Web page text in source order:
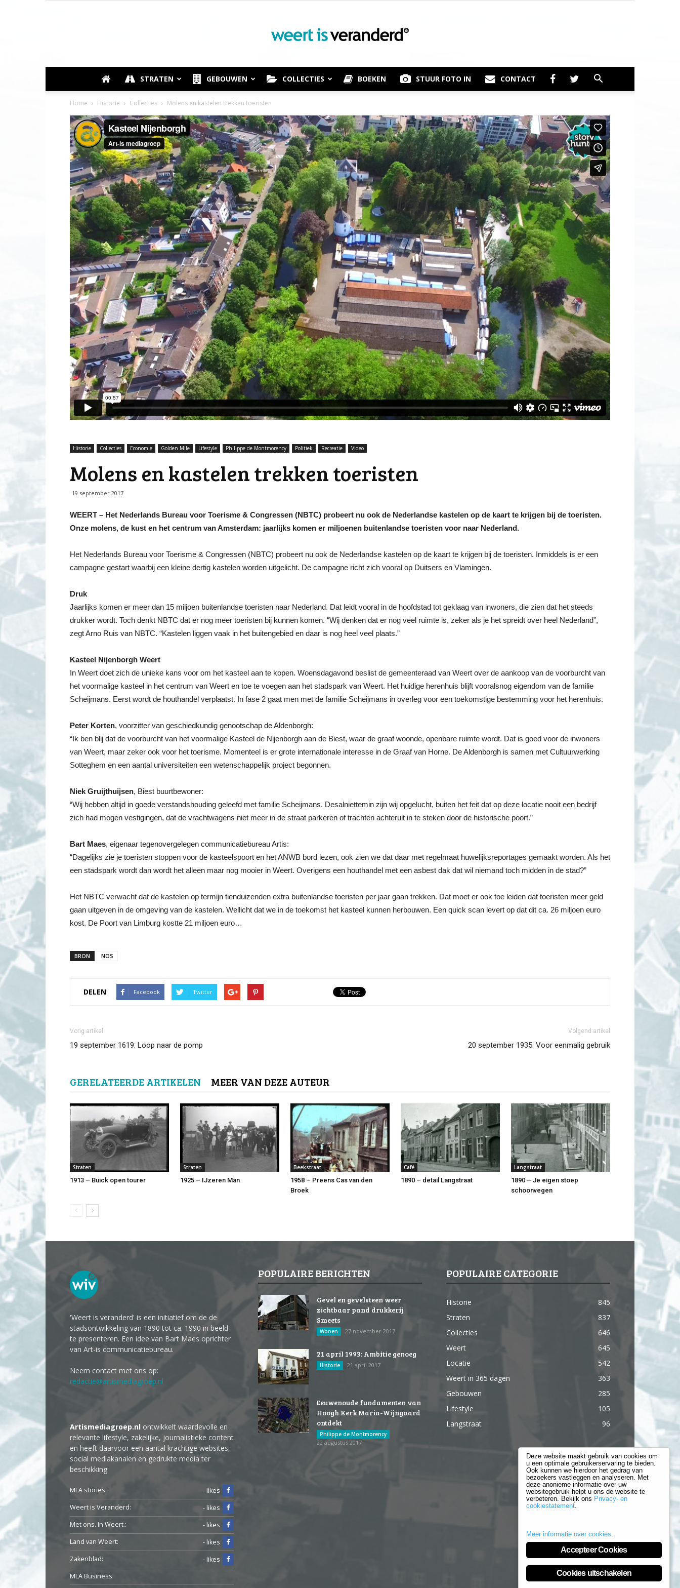
Weert
is
Veranderd
STRATEN GEBOUWEN COLLECTIES BOEKEN STUUR FOTO IN CONTACT
Home Historie Collecties Molens en kastelen trekken toeristen
Historie Collecties Economie Golden Mile Lifestyle Philippe de Montmorency Politiek Recreatie Video
Molens en kastelen trekken toeristen
19 september 2017
WEERT – Het Nederlands Bureau voor Toerisme & Congressen (NBTC) probeert nu ook de Nederlandse kastelen op de kaart te krijgen bij de toeristen.
Onze molens, de kust en het centrum van Amsterdam: jaarlijks komen er miljoenen buitenlandse toeristen voor naar Nederland.
Het Nederlands Bureau voor Toerisme & Congressen (NBTC) probeert nu ook de Nederlandse kastelen op de kaart te krijgen bij de toeristen. Inmiddels is er een
campagne gestart waarbij een kleine dertig kastelen worden uitgelicht. De campagne richt zich vooral op Duitsers en Vlamingen.
Druk
Jaarlijks komen er meer dan 15 miljoen buitenlandse toeristen naar Nederland. Dat leidt vooral in de hoofdstad tot geklaag van inwoners, die zien dat het steeds
drukker wordt. Toch denkt NBTC dat er nog meer toeristen bij kunnen komen. “Wij denken dat er nog veel ruimte is, zeker als je het spreidt over heel Nederland”,
zegt Arno Ruis van NBTC. “Kastelen liggen vaak in het buitengebied en daar is nog heel veel plaats.”
Kasteel Nijenborgh Weert
In Weert doet zich de unieke kans voor om het kasteel aan te kopen. Woensdagavond beslist de gemeenteraad van Weert over de aankoop van de voorburcht van
het voormalige kasteel in het centrum van Weert en toe te voegen aan het stadspark van Weert. Het huidige herenhuis blijft vooralsnog eigendom van de familie
Scheijmans. Eerst wordt de houthandel verplaatst. In fase 2 gaat men met de familie Scheijmans in overleg voor een toekomstige bestemming voor het herenhuis.
Peter Korten, voorzitter van geschiedkundig genootschap de Aldenborgh:
“Ik ben blij dat de voorburcht van het voormalige Kasteel de Nijenborgh aan de Biest, waar de graaf woonde, openbare ruimte wordt. Dat is goed voor de inwoners
van Weert, maar zeker ook voor het toerisme. Momenteel is er grote internationale interesse in de Graaf van Horne. De Aldenborgh is samen met Cultuurwerking
Sotteghem en een aantal universiteiten een wetenschappelijk project begonnen.
Niek Gruijthuijsen, Biest buurtbewoner:
“Wij hebben altijd in goede verstandshouding geleefd met familie Scheijmans. Desalniettemin zijn wij opgelucht, buiten het feit dat op deze locatie nooit een bedrijf
zich had mogen vestigingen, dat de vrachtwagens niet meer in de straat parkeren of trachten achteruit in te steken door de historische poort.”
Bart Maes, eigenaar tegenovergelegen communicatiebureau Artis:
“Dagelijks zie je toeristen stoppen voor de kasteelspoort en het ANWB bord lezen, ook zien we dat daar met regelmaat huwelijksreportages gemaakt worden. Als het
een stadspark wordt dan wordt het alleen maar nog mooier in Weert. Overigens een houthandel met een asbest dak dat wil niemand toch midden in de stad?”
Het NBTC verwacht dat de kastelen op termijn tienduizenden extra buitenlandse toeristen per jaar gaan trekken. Dat moet er ook toe leiden dat toeristen meer geld
gaan uitgeven in de omgeving van de kastelen. Wellicht dat we in de toekomst het kasteel kunnen herbouwen. Een quick scan levert op dat dit ca. 26 miljoen euro
kost. De Poort van Limburg kostte 21 miljoen euro…
BRON NOS
DELEN Facebook Twitter
Vorig artikel
19 september 1619: Loop naar de pomp
Volgend artikel
20 september 1935: Voor eenmalig gebruik
GERELATEERDE ARTIKELEN MEER VAN DEZE AUTEUR
Straten
1913 – Buick open tourer
Straten
1925 – IJzeren Man
Beekstraat
1958 – Preens Cas van den
Broek
Café
1890 – detail Langstraat
Langstraat
1890 – Je eigen stoep
schoonvegen
'Weert is veranderd' is een initiatief om de de
stadsontwikkeling van 1890 tot ca. 1990 in beeld
te presenteren. Een idee van Bart Maes oprichter
van Art-is communicatiebureau.
Neem contact met ons op:
redactie@artismediagroep.nl
Artismediagroep.nl ontwikkelt waardevolle en
relevante lifestyle, zakelijke, journalistieke content
en heeft daarvoor een aantal krachtige websites,
social mediakanalen en gedrukte media ter
beschikking.
MLA stories:
- likes
Weert is Veranderd:
- likes
Met ons. In Weert.:
- likes
Land van Weert:
- likes
Zakenblad:
- likes
MLA Business
POPULAIRE BERICHTEN
Gevel en gevelsteen weer
zichtbaar pand drukkerij
Smeets
Wonen 27 november 2017
21 april 1993: Ambitie genoeg
Historie 21 april 2017
Eeuwenoude fundamenten van
Hoogh Kerk Maria-Wijngaard
ontdekt
Philippe de Montmorency
22 augustus 2017
POPULAIRE CATEGORIE
Historie
845
Straten
837
Collecties
646
Weert
645
Locatie
542
Weert in 365 dagen
363
Gebouwen
285
Lifestyle
105
Langstraat
96
Deze website maakt gebruik van cookies om
u een optimale gebruikerservaring te bieden.
Ook kunnen we hierdoor het gedrag van
bezoekers vastleggen en analyseren. Met
deze anonieme informatie over uw
websitegebruik helpt u ons de website te
verbeteren. Bekijk ons Privacy- en
cookiestatement.
Meer informatie over cookies.
Accepteer Cookies
Cookies uitschakelen